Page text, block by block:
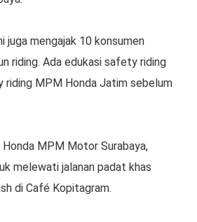
juga mengajak 10 konsumen
riding. Ada edukasi safety riding
MPM Honda Jatim sebelum
MPM Motor Surabaya,
melewati jalanan padat khas
di Café Kopitagram.